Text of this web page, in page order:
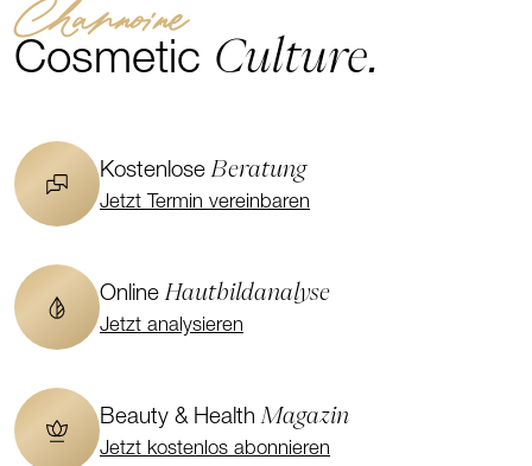
Channoine
Cosmetic Culture.
KostenloseBeratung
Jetzt Termin vereinbaren
OnlineHautbildanalyse
Jetzt analysieren
Beauty & HealthMagazin
Jetzt kostenlos abonnieren